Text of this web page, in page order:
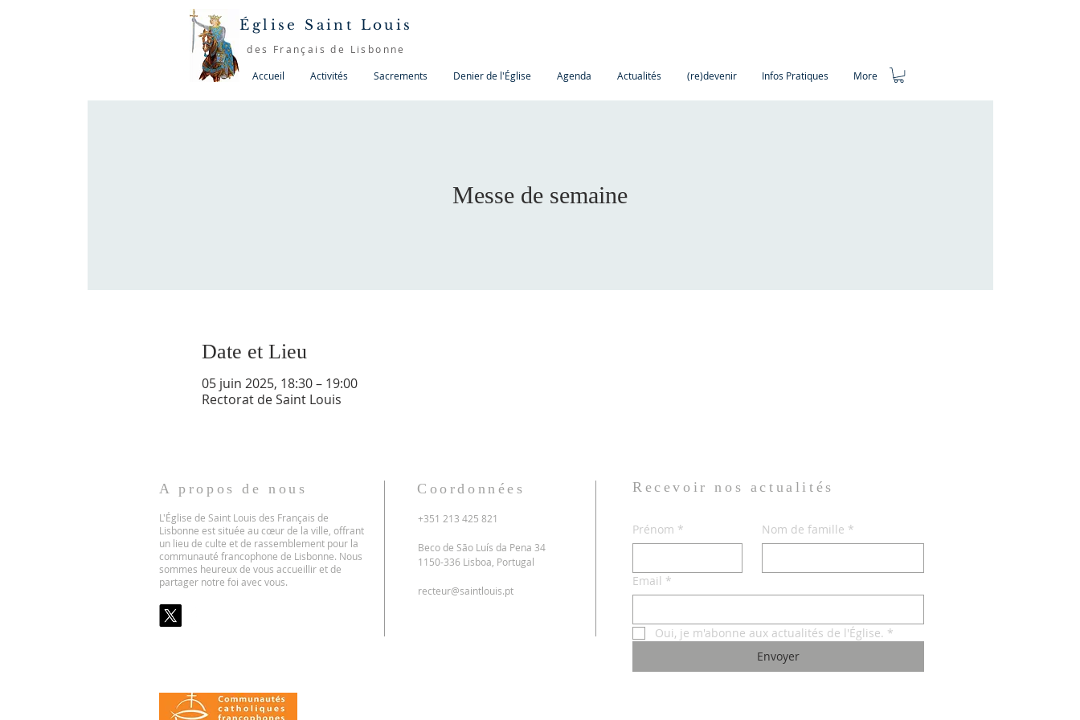
Accueil Activités Sacrements Denier de l'Église Agenda Actualités (re)devenir Infos Pratiques More
Église Saint Louis
des Français de Lisbonne
Messe de semaine
Date et Lieu
05 juin 2025, 18:30 – 19:00
Rectorat de Saint Louis
A propos de nous
L'Église de Saint Louis des Français de
Lisbonne est située au cœur de la ville, offrant
un lieu de culte et de rassemblement pour la
communauté francophone de Lisbonne. Nous
sommes heureux de vous accueillir et de
partager notre foi avec vous.
Coordonnées
+351 213 425 821
Beco de São Luís da Pena 34
1150-336 Lisboa, Portugal
recteur@saintlouis.pt
Recevoir nos actualités
Prénom * Nom de famille *
Email *
Oui, je m'abonne aux actualités de l'Église. *
Envoyer